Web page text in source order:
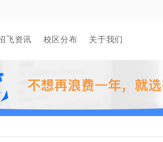
飞资讯 校区分布 关于我们